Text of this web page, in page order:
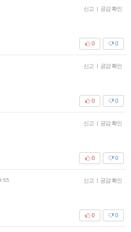
신고 | 공감 확인
0
0
신고 | 공감 확인
0
0
신고 | 공감 확인
0
0
신고 | 공감 확인
0
0